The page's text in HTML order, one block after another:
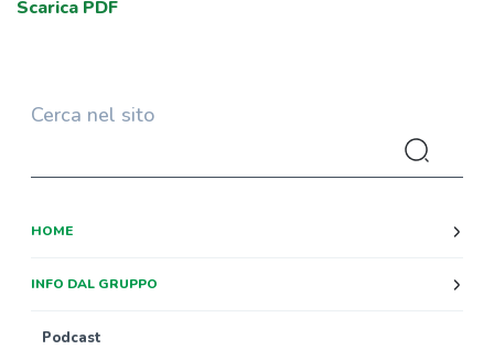
Scarica PDF
Cerca nel sito
HOME
INFO DAL GRUPPO
Podcast